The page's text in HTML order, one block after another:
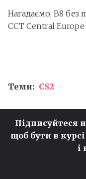
Нагадаємо, B8 без
CCT Central Europe
Теми: CS2
Підписуйтеся
щоб бути в курсі
і